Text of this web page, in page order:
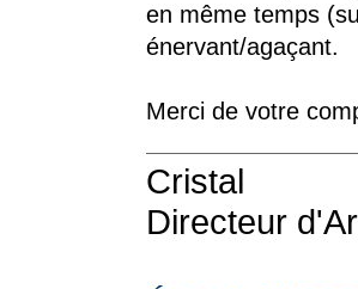
en même temps
énervant/agaçant.
Merci de votre
Cristal
Directeur